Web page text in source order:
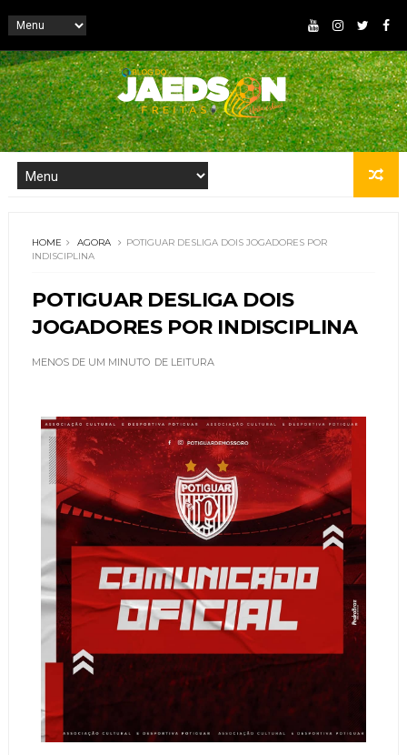
HOME AGORA
POTIGUAR DESLIGA DOIS JOGADORES POR
INDISCIPLINA
POTIGUAR DESLIGA DOIS
JOGADORES POR INDISCIPLINA
MENOS DE UM MINUTO DE LEITURA